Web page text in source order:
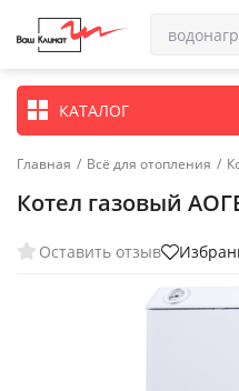
КАТАЛОГ
Главная / Всё для отопления /
Котел газовый
Оставить отзыв